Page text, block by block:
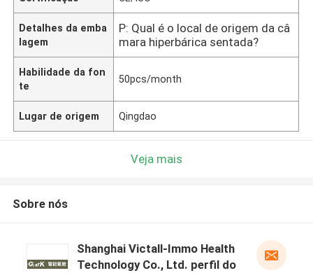
Detalhes da emba
lagem
P: Qual é o local de origem da câ
mara hiperbárica sentada?
Habilidade da fon
te
50pcs/month
Lugar de origem Qingdao
Veja mais
Sobre nós
Shanghai Victall-Immo Health
Technology Co., Ltd. perfil do